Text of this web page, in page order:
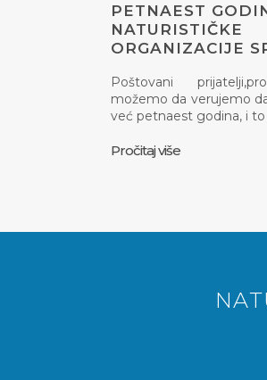
PETNAEST
NATURISTIČKE
ORGANIZACIJE
Poštovani
možemo da verujemo
već petnaest godina, i
Pročitaj više